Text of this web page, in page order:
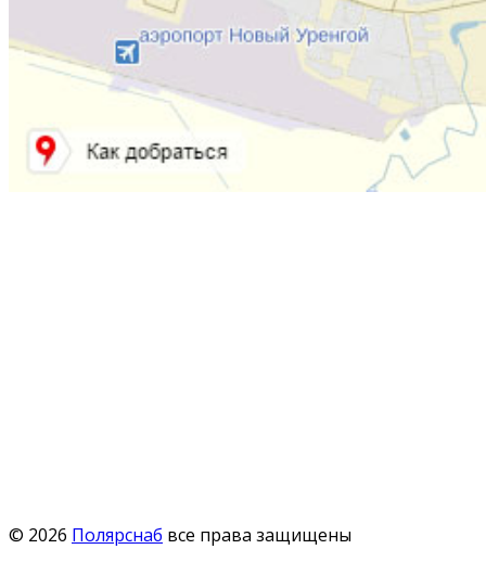
© 2026 Полярснаб все права защищены